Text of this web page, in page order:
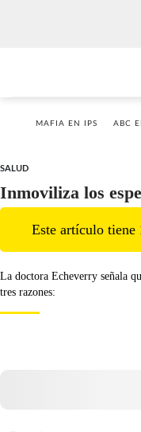
MAFIA EN IPS ABC
SALUD
Inmoviliza los
Este artículo tiene
La doctora Echeverry señala
tres razones: